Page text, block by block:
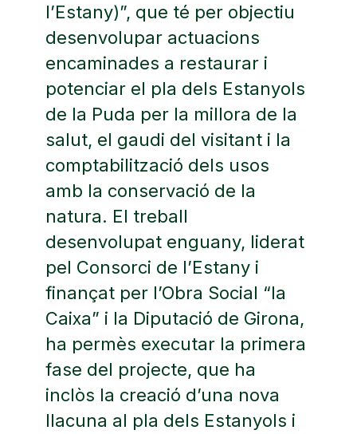
l’Estany)”, que té per objectiu
desenvolupar actuacions
encaminades a restaurar i
potenciar el pla dels Estanyols
de la Puda per la millora de la
salut, el gaudi del visitant i la
comptabilització dels usos
amb la conservació de la
natura. El treball
desenvolupat enguany, liderat
pel Consorci de l’Estany i
finançat per l’Obra Social “la
Caixa” i la Diputació de Girona,
ha permès executar la primera
fase del projecte, que ha
inclòs la creació d’una nova
llacuna al pla dels Estanyols i